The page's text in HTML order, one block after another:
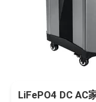
LiFePO4 DC AC